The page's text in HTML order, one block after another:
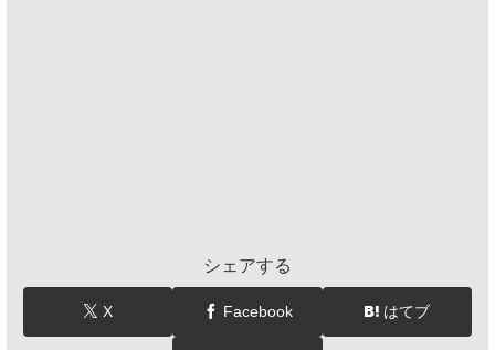
シェアする
X Facebook はてブ